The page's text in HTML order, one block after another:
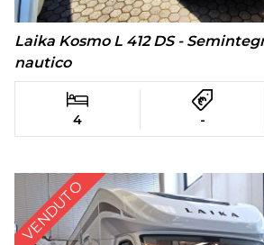
Laika Kosmo L 412 DS -
nautico
4 -
VENDUTO